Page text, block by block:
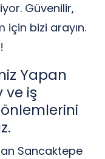
Güvenilir,
için bizi arayın.
Yapan
ve iş
Sancaktepe